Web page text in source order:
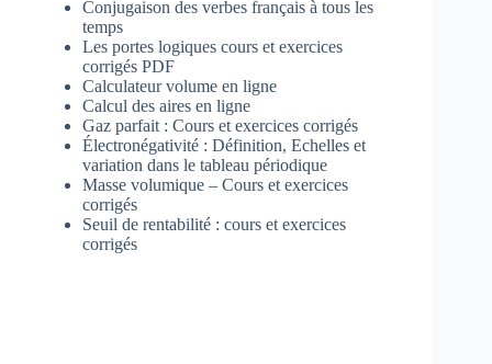
Conjugaison des verbes français à tous les
temps
Les portes logiques cours et exercices
corrigés PDF
Calculateur volume en ligne
Calcul des aires en ligne
Gaz parfait : Cours et exercices corrigés
Électronégativité : Définition, Echelles et
variation dans le tableau périodique
Masse volumique – Cours et exercices
corrigés
Seuil de rentabilité : cours et exercices
corrigés